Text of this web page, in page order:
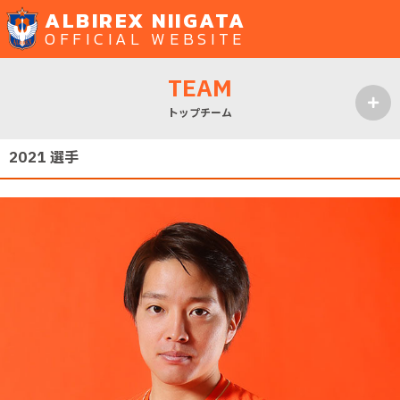
ALBIREX NIIGATA
OFFICIAL WEBSITE
TEAM
トップチーム
2021 選手